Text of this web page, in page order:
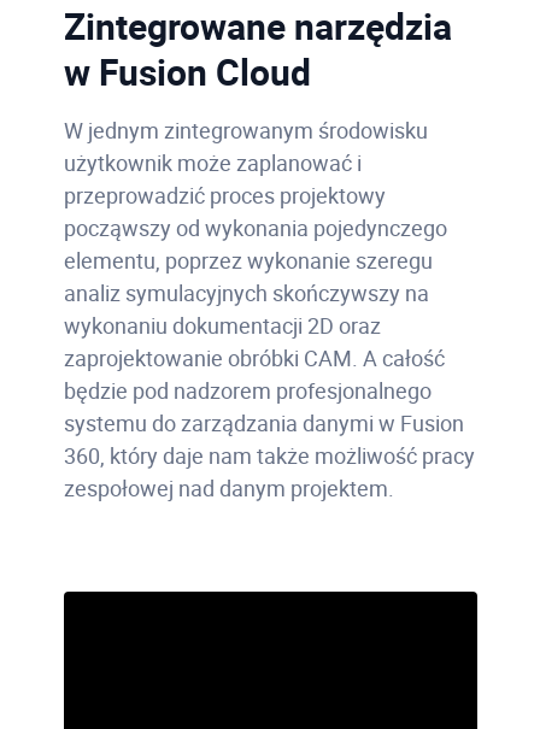
Zintegrowane narzędzia
w Fusion Cloud
W jednym zintegrowanym środowisku
użytkownik może zaplanować i
przeprowadzić proces projektowy
począwszy od wykonania pojedynczego
elementu, poprzez wykonanie szeregu
analiz symulacyjnych skończywszy na
wykonaniu dokumentacji 2D oraz
zaprojektowanie obróbki CAM. A całość
będzie pod nadzorem profesjonalnego
systemu do zarządzania danymi w Fusion
360, który daje nam także możliwość pracy
zespołowej nad danym projektem.